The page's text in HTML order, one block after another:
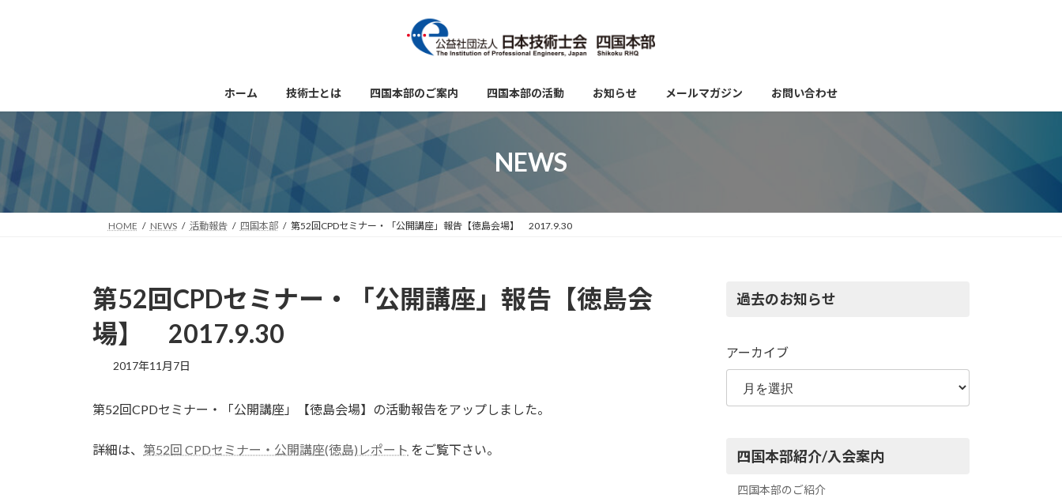
キ
プ
に
動
ホーム 技術士とは 四国本部のご案内 四国本部の活動 お知らせ メールマガジン お問い合わせ
NEWS
HOME NEWS 活動報告 四国本部 第52回CPDセミナー・「公開講座」報告【徳島会場】 2017.9.30
第52回CPDセミナー・「公開講座」報告【徳島会
場】 2017.9.30
2017年11月7日
第52回CPDセミナー・「公開講座」【徳島会場】の活動報告をアップしました。
詳細は、 第52回 CPDセミナー・公開講座(徳島)レポート をご覧下さい。
過去のお知らせ
アーカイブ
四国本部紹介/入会案内
四国本部のご紹介